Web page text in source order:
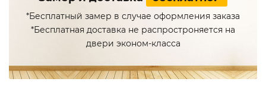
*Бесплатный замер в случае оформления заказа
*Бесплатная доставка не распростроняется на
двери эконом-класса